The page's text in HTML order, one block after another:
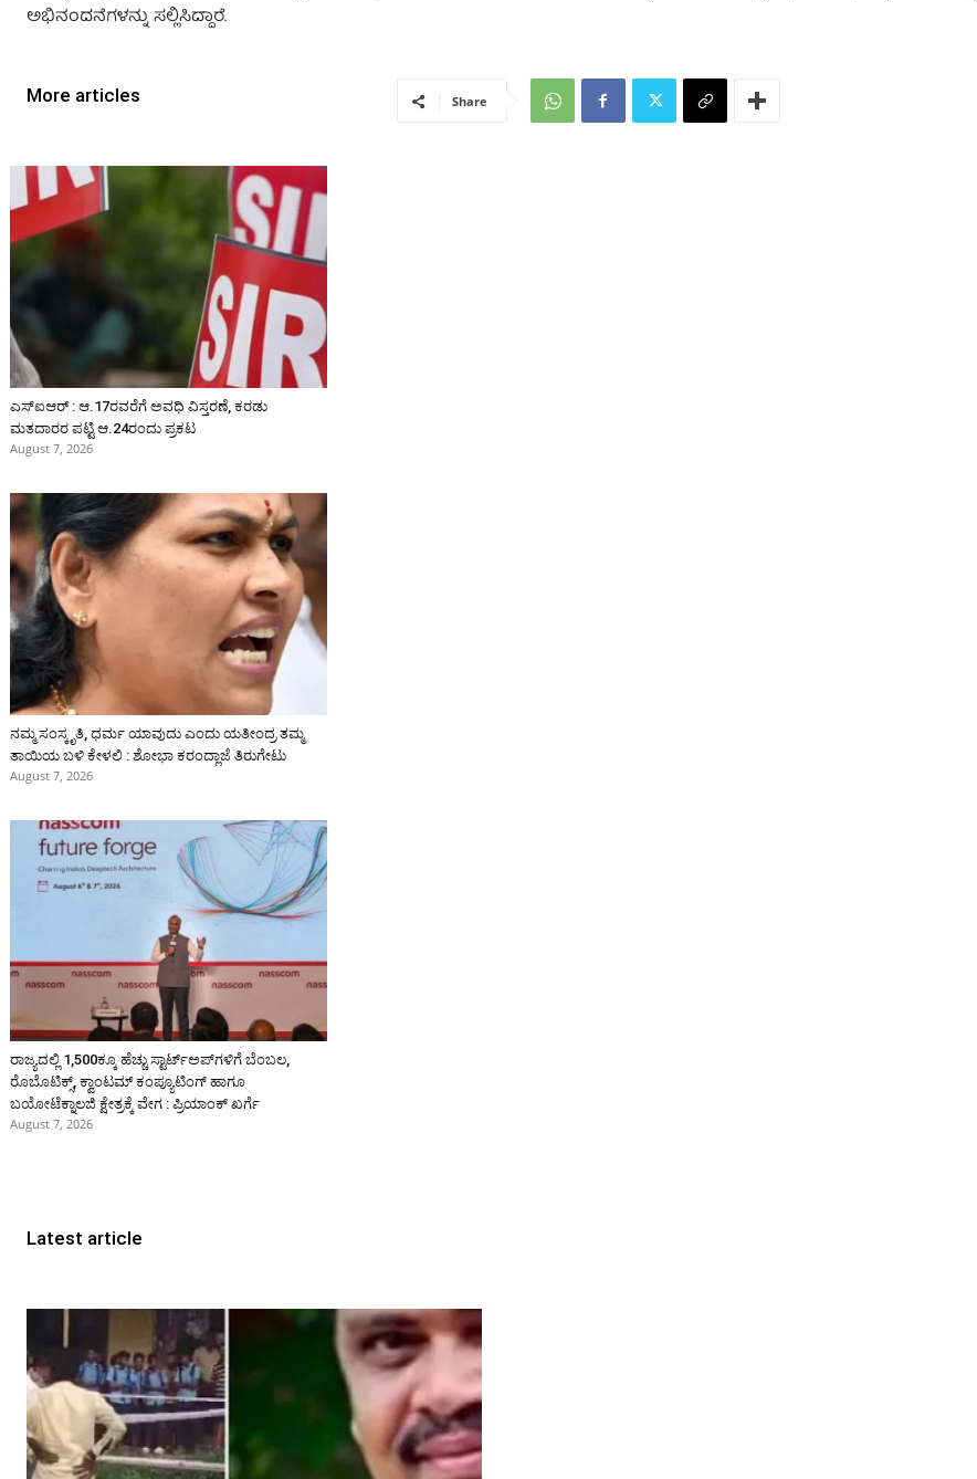
ಅಭಿನಂದನೆಗಳನ್ನು ಸಲ್ಲಿಸಿದ್ದಾರೆ.
More articles
ಎಸ್‌ಐಆರ್‌ : ಆ.17ರವರೆಗೆ ಅವಧಿ ವಿಸ್ತರಣೆ, ಕರಡು
ಮತದಾರರ ಪಟ್ಟಿ ಆ.24ರಂದು ಪ್ರಕಟ
August 7, 2026
ನಮ್ಮ ಸಂಸ್ಕೃತಿ, ಧರ್ಮ ಯಾವುದು ಎಂದು ಯತೀಂದ್ರ ತಮ್ಮ
ತಾಯಿಯ ಬಳಿ ಕೇಳಲಿ : ಶೋಭಾ ಕರಂದ್ಲಾಜೆ ತಿರುಗೇಟು
August 7, 2026
ರಾಜ್ಯದಲ್ಲಿ 1,500ಕ್ಕೂ ಹೆಚ್ಚು ಸ್ಟಾರ್ಟ್‌ಅಪ್‌ಗಳಿಗೆ ಬೆಂಬಲ,
ರೊಬೊಟಿಕ್ಸ್, ಕ್ವಾಂಟಮ್ ಕಂಪ್ಯೂಟಿಂಗ್ ಹಾಗೂ
ಬಯೋಟೆಕ್ನಾಲಜಿ ಕ್ಷೇತ್ರಕ್ಕೆ ವೇಗ : ಪ್ರಿಯಾಂಕ್‌ ಖರ್ಗೆ
August 7, 2026
Share
Latest article